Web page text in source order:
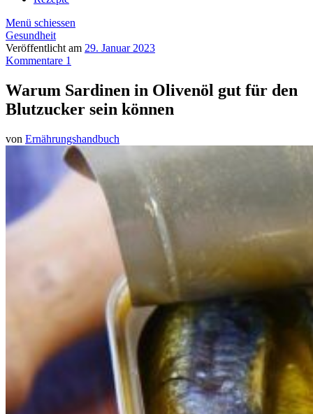
Menü schiessen
Gesundheit
Veröffentlicht am 29. Januar 2023
Kommentare 1
Warum Sardinen in Olivenöl gut für den
Blutzucker sein können
von Ernährungshandbuch